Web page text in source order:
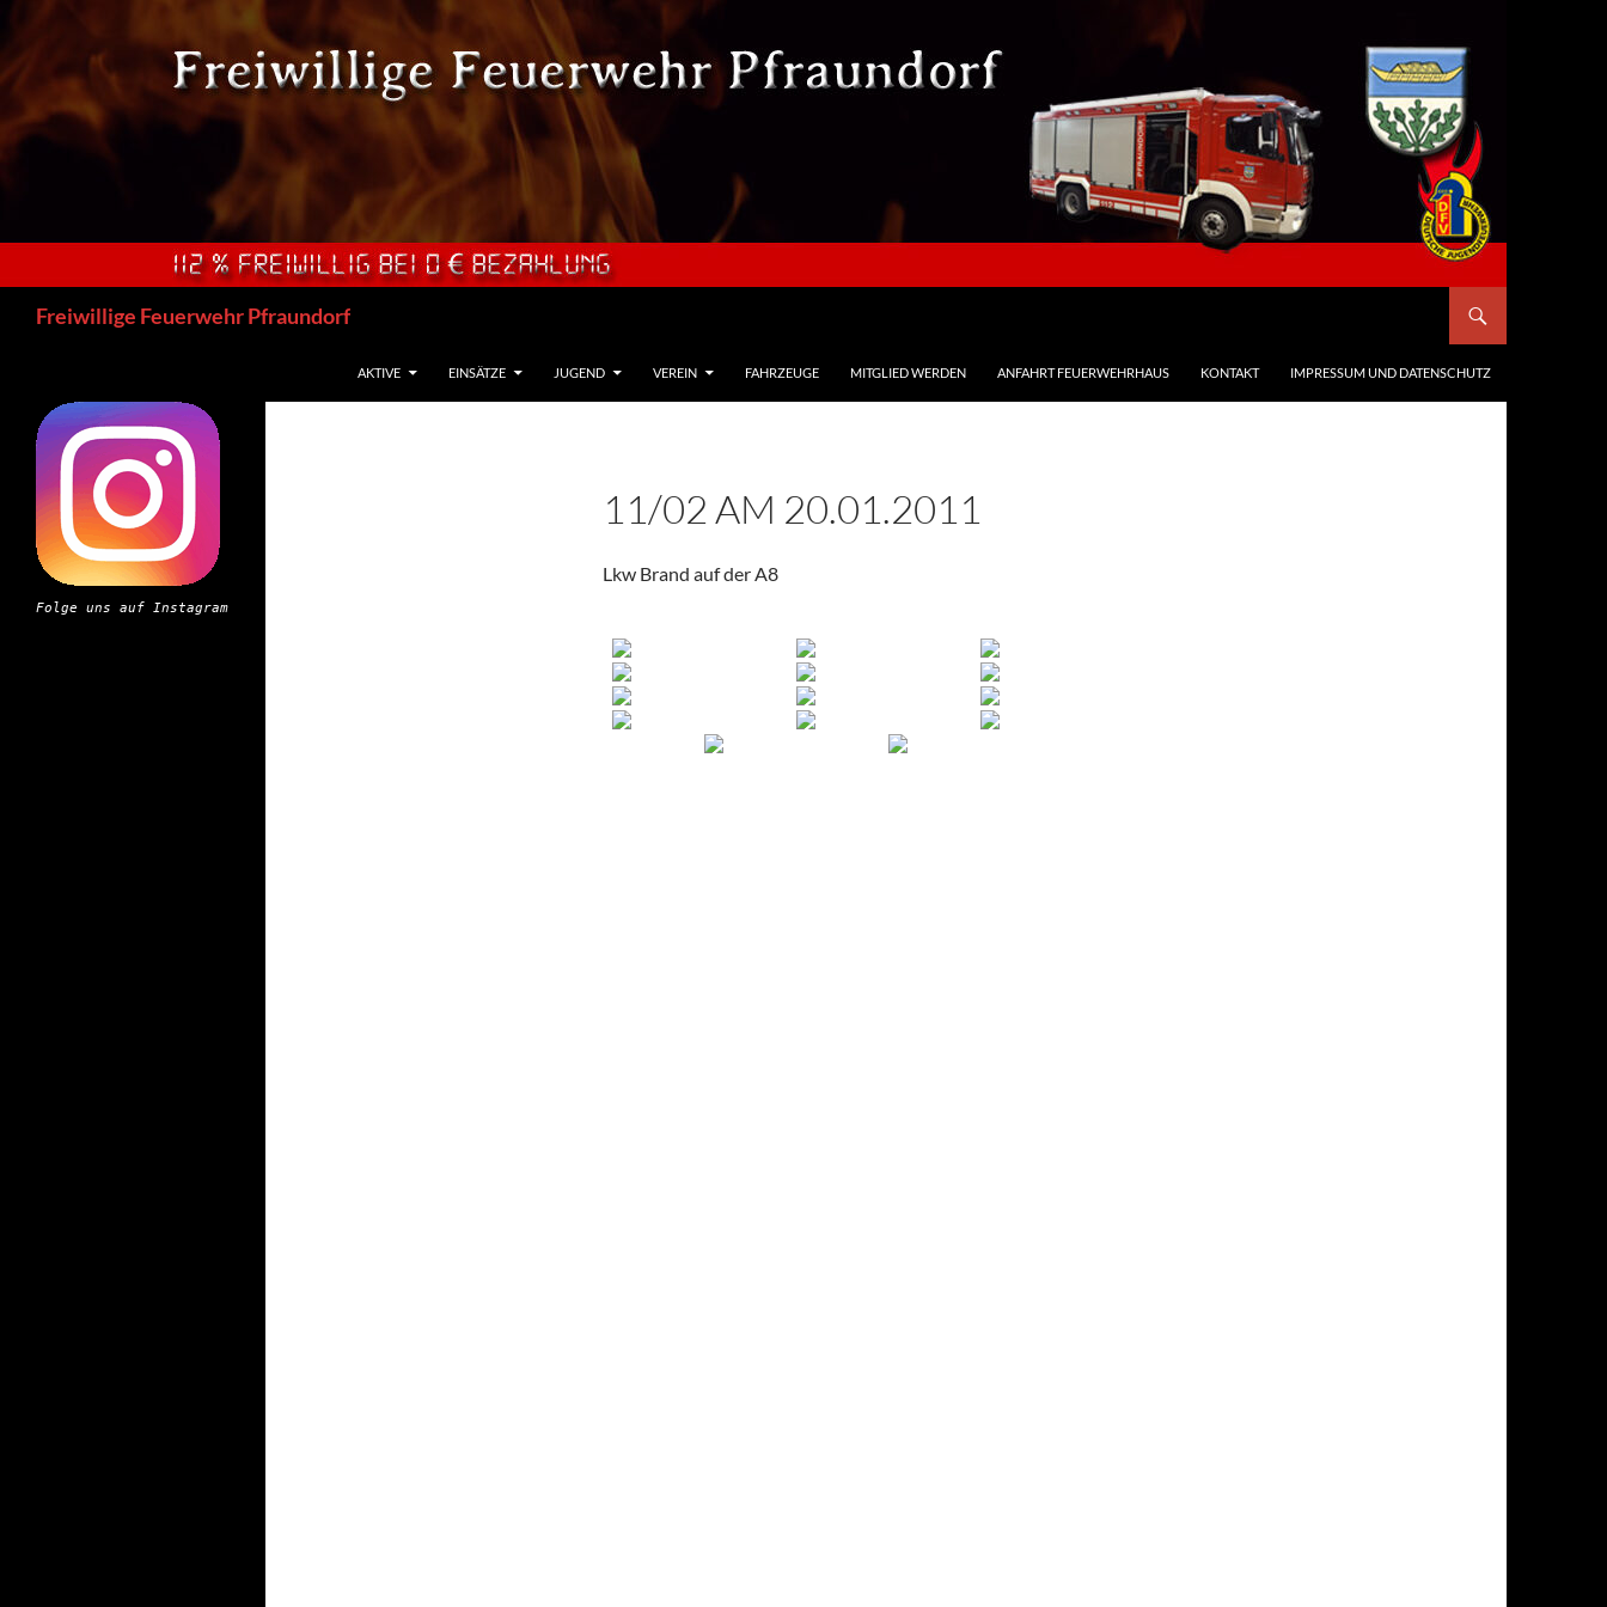
springen
Freiwillige Feuerwehr Pfraundorf
AKTIVE EINSÄTZE JUGEND VEREIN FAHRZEUGE MITGLIED WERDEN ANFAHRT FEUERWEHRHAUS KONTAKT IMPRESSUM UND DATENSCHUTZ
11/02 AM 20.01.2011
Lkw Brand auf der A8
Folge uns auf Instagram